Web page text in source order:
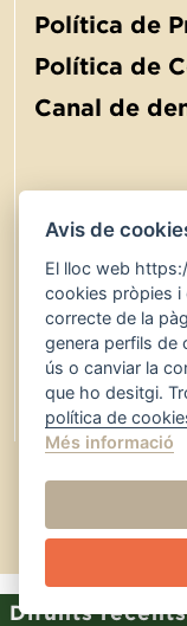
Difunts recents
Política de
Política de
Canal de
900
Bústia de
Avis de
El lloc web
cookies pròpies i
correcte de la
genera perfils de
ús o canviar la
que ho desitgi.
política de
Més informació